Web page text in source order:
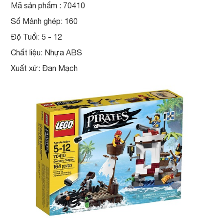
Mã sản phẩm : 70410
Số Mảnh ghép: 160
Độ Tuổi: 5 - 12
Chất liệu: Nhựa ABS
Xuất xứ: Đan Mạch